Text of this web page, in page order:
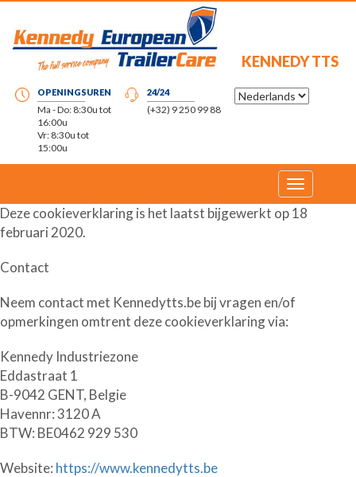
KENNEDY TTS
24/24
(+32) 9 250 99 88
OPENINGSUREN
Ma - Do: 8:30u tot
16:00u
Vr: 8:30u tot
15:00u
Toggle
navigation
Deze cookieverklaring is het laatst bijgewerkt op 18
februari 2020.
Contact
Neem contact met Kennedytts.be bij vragen en/of
opmerkingen omtrent deze cookieverklaring via:
Kennedy Industriezone
Eddastraat 1
B-9042 GENT, Belgie
Havennr: 3120 A
BTW: BE0462 929 530
Website: https://www.kennedytts.be